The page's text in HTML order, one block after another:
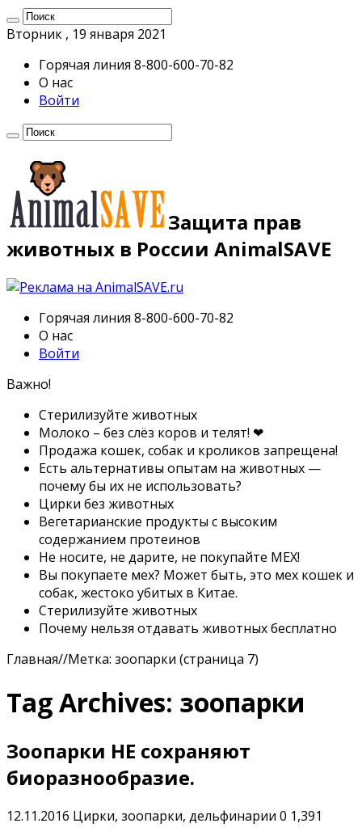
Вторник , 19 января 2021
Горячая линия 8-800-600-70-82
О нас
Войти
Защита прав
животных в России AnimalSAVE
Горячая линия 8-800-600-70-82
О нас
Войти
Важно!
Стерилизуйте животных
Молоко – без слёз коров и телят! ❤
Продажа кошек, собак и кроликов запрещена!
Есть альтернативы опытам на животных —
почему бы их не использовать?
Цирки без животных
Вегетарианские продукты с высоким
содержанием протеинов
Не носите, не дарите, не покупайте МЕХ!
Вы покупаете мех? Может быть, это мех кошек и
собак, жестоко убитых в Китае.
Стерилизуйте животных
Почему нельзя отдавать животных бесплатно
Главная//Метка: зоопарки (страница 7)
Tag Archives: зоопарки
Зоопарки НЕ сохраняют
биоразнообразие.
12.11.2016 Цирки, зоопарки, дельфинарии 0 1,391